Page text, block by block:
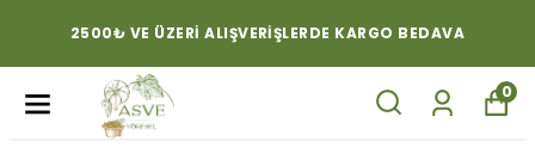
2500₺ VE ÜZERI ALIŞVERIŞLERDE KARGO BEDAVA
0